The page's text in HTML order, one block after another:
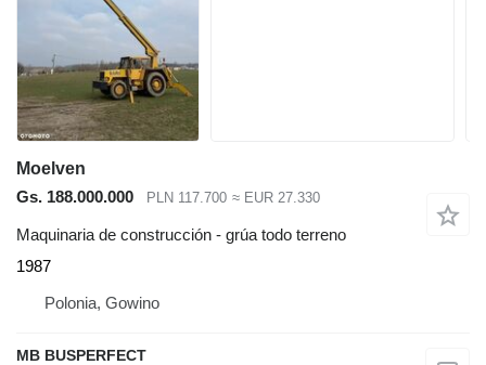
Moelven
Gs. 188.000.000
PLN 117.700 ≈ EUR 27.330
Maquinaria de construcción - grúa todo terreno
1987
Polonia, Gowino
MB BUSPERFECT